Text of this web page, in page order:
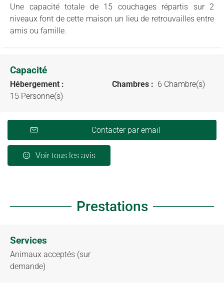
Une capacité totale de 15 couchages répartis sur 2
niveaux font de cette maison un lieu de retrouvailles entre
amis ou famille.
Capacité
Hébergement :
15 Personne(s)
Chambres : 6 Chambre(s)
Contacter par email
Voir tous les avis
Prestations
Services
Animaux acceptés (sur
demande)